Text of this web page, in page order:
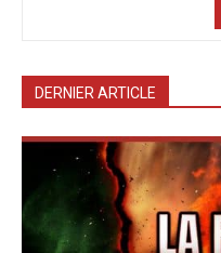
DERNIER ARTICLE